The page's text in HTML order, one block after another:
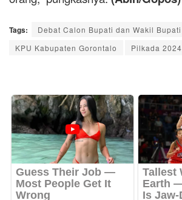
Tags:
Debat Calon Bupati dan Wakil Bupati
KPU Kabupaten Gorontalo
Pilkada 2024